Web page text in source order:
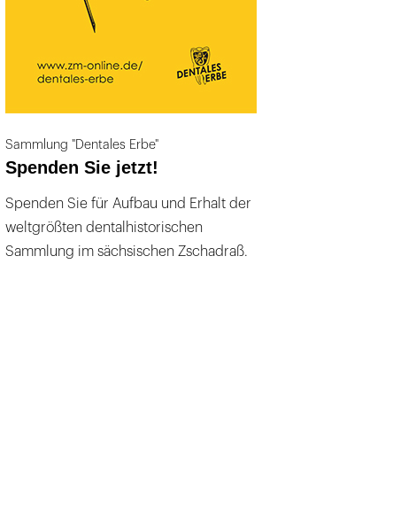
Sammlung "Dentales Erbe"
Spenden Sie jetzt!
Spenden Sie für Aufbau und Erhalt der
weltgrößten dentalhistorischen
Sammlung im sächsischen Zschadraß.